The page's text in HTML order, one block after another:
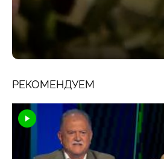
РЕКОМЕНДУЕМ